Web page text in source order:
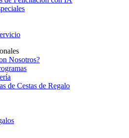
Nosotros?
de Cestas de Regalo